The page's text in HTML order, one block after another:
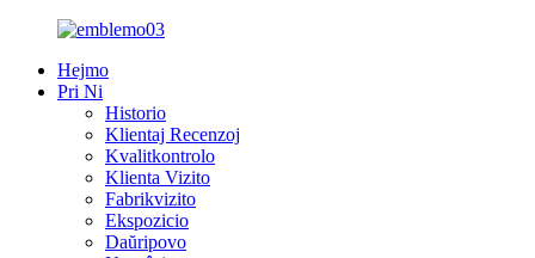
Hejmo
Pri Ni
Historio
Klientaj Recenzoj
Kvalitkontrolo
Klienta Vizito
Fabrikvizito
Ekspozicio
Daŭripovo